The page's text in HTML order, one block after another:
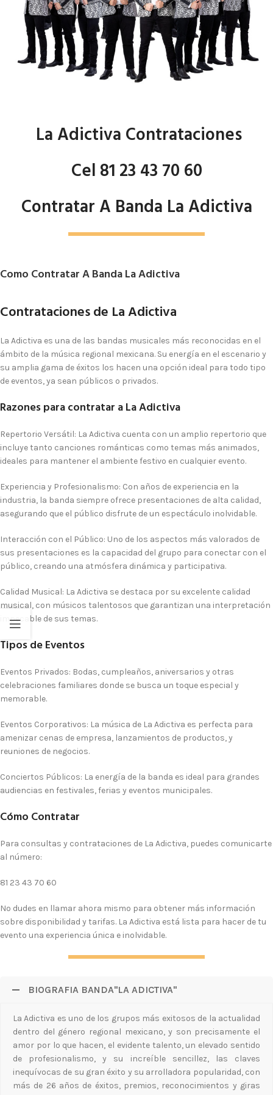
La Adictiva Contrataciones
Cel 81 23 43 70 60
Contratar A Banda La Adictiva
Como Contratar A Banda La Adictiva
Contrataciones de La Adictiva
La Adictiva es una de las bandas musicales más reconocidas en el
ámbito de la música regional mexicana. Su energía en el escenario y
su amplia gama de éxitos los hacen una opción ideal para todo tipo
de eventos, ya sean públicos o privados.
Razones para contratar a La Adictiva
Repertorio Versátil: La Adictiva cuenta con un amplio repertorio que
incluye tanto canciones románticas como temas más animados,
ideales para mantener el ambiente festivo en cualquier evento.
Experiencia y Profesionalismo: Con años de experiencia en la
industria, la banda siempre ofrece presentaciones de alta calidad,
asegurando que el público disfrute de un espectáculo inolvidable.
Interacción con el Público: Uno de los aspectos más valorados de
sus presentaciones es la capacidad del grupo para conectar con el
público, creando una atmósfera dinámica y participativa.
Calidad Musical: La Adictiva se destaca por su excelente calidad
musical, con músicos talentosos que garantizan una interpretación
impecable de sus temas.
Tipos de Eventos
Eventos Privados: Bodas, cumpleaños, aniversarios y otras
celebraciones familiares donde se busca un toque especial y
memorable.
Eventos Corporativos: La música de La Adictiva es perfecta para
amenizar cenas de empresa, lanzamientos de productos, y
reuniones de negocios.
Conciertos Públicos: La energía de la banda es ideal para grandes
audiencias en festivales, ferias y eventos municipales.
Cómo Contratar
Para consultas y contrataciones de La Adictiva, puedes comunicarte
al número:
81 23 43 70 60
No dudes en llamar ahora mismo para obtener más información
sobre disponibilidad y tarifas. La Adictiva está lista para hacer de tu
evento una experiencia única e inolvidable.
BIOGRAFIA BANDA"LA ADICTIVA"
La Adictiva es uno de los grupos más exitosos de la actualidad
dentro del género regional mexicano, y son precisamente el
amor por lo que hacen, el evidente talento, un elevado sentido
de profesionalismo, y su increíble sencillez, las claves
inequívocas de su gran éxito y su arrolladora popularidad, con
más de 26 años de éxitos, premios, reconocimientos y giras